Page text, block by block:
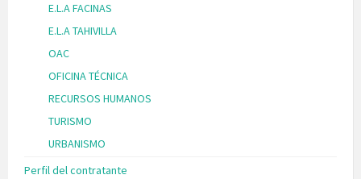
E.L.A FACINAS
E.L.A TAHIVILLA
OAC
OFICINA TÉCNICA
RECURSOS HUMANOS
TURISMO
URBANISMO
Perfil del contratante